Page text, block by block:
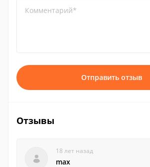
Комментарий*
Отправить отзыв
Отзывы
18 лет назад
max